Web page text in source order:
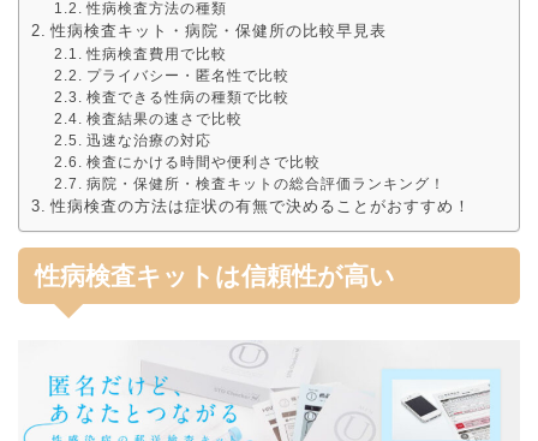
性病検査方法の種類
性病検査キット・病院・保健所の比較早見表
性病検査費用で比較
プライバシー・匿名性で比較
検査できる性病の種類で比較
検査結果の速さで比較
迅速な治療の対応
検査にかける時間や便利さで比較
病院・保健所・検査キットの総合評価ランキング！
性病検査の方法は症状の有無で決めることがおすすめ！
性病検査キットは信頼性が高い